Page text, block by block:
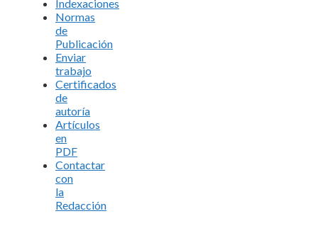
Indexaciones
Normas
de
Publicación
Enviar
trabajo
Certificados
de
autoría
Artículos
en
PDF
Contactar
con
la
Redacción